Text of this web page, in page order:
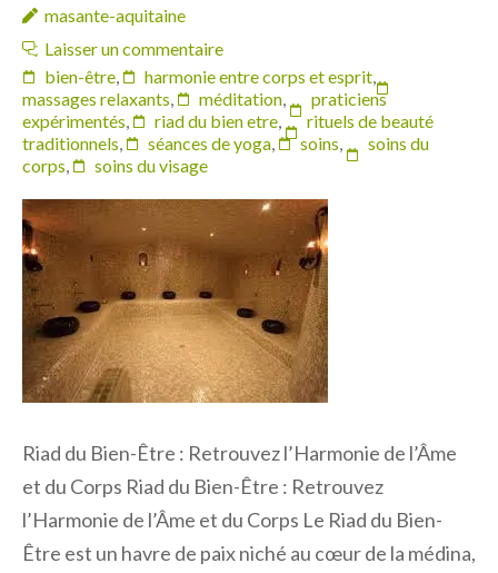
masante-aquitaine
Laisser un commentaire
bien-être, harmonie entre corps et esprit,
massages relaxants, méditation,
praticiens
expérimentés, riad du bien etre,
rituels de beauté
traditionnels, séances de yoga, soins,
soins du
corps, soins du visage
Riad du Bien-Être : Retrouvez l’Harmonie de l’Âme
et du Corps Riad du Bien-Être : Retrouvez
l’Harmonie de l’Âme et du Corps Le Riad du Bien-
Être est un havre de paix niché au cœur de la médina,